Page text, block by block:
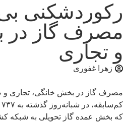
رکوردشکنی
مصرف گاز در
و تجاری
زهرا غفوری
مصرف گاز در بخش خانگی، تجاری و
که بخش عمده گاز تحویلی به شبکه